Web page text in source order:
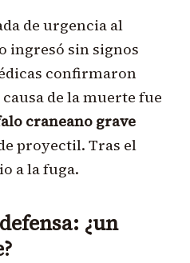
de urgencia al
ingresó sin signos
confirmaron
de la muerte fue
craneano grave
proyectil. Tras el
a la fuga.
¿un